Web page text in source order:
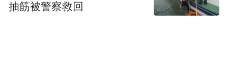
抽筋被警察救回